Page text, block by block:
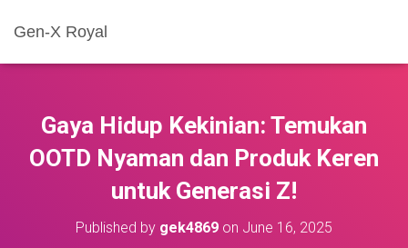
Gen-X Royal
Gaya Hidup Kekinian: Temukan
OOTD Nyaman dan Produk Keren
untuk Generasi Z!
Published by gek4869 on June 16, 2025